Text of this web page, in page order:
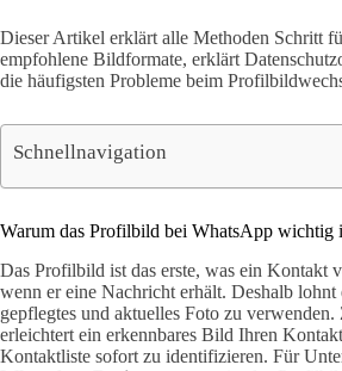
Dieser Artikel erklärt alle Methoden Schritt
empfohlene Bildformate, erklärt
die häufigsten Probleme beim
Schnellnavigation
Warum das Profilbild bei WhatsApp wichtig
Das Profilbild ist das erste, was ein Kontakt
wenn er eine Nachricht erhält. Deshalb lohnt
gepflegtes und aktuelles Foto zu verwenden.
erleichtert ein erkennbares Bild Ihren
Kontaktliste sofort zu identifizieren. Für